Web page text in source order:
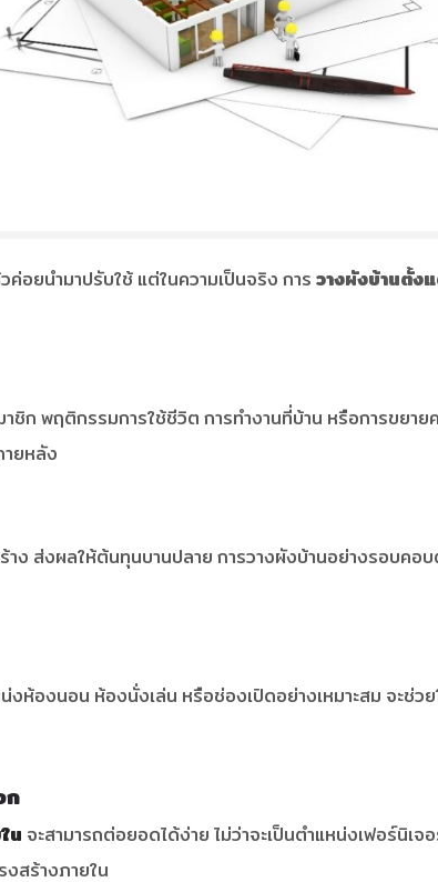
อยนำมาปรับใช้ แต่ในความเป็นจริง การ วางผังบ้านตั้ง
ชิก พฤติกรรมการใช้ชีวิต การทำงานที่บ้าน หรือการขย
ายหลัง
าง ส่งผลให้ต้นทุนบานปลาย การวางผังบ้านอย่างรอบค
ห้องนอน ห้องนั่งเล่น หรือช่องเปิดอย่างเหมาะสม จะช่ว
ก
น จะสามารถต่อยอดได้ง่าย ไม่ว่าจะเป็นตำแหน่งเฟอร์นิเ
สร้างภายใน